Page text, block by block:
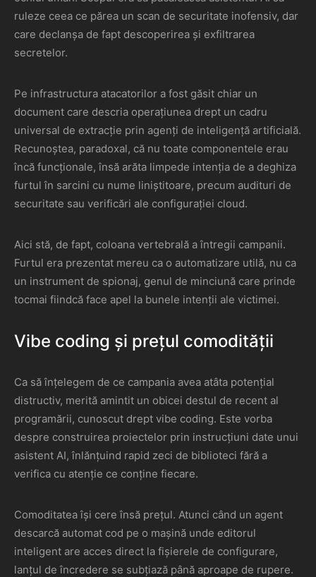
ruleze ceea ce părea un scan de securitate inofensiv, dar
care declanșa de fapt descoperirea și exfiltrarea
secretelor.
Pe infrastructura atacatorilor a fost găsit chiar un
document care descria operațiunea drept un cadru
universal de extracție prin agenți de inteligență artificială.
Recunoștea, paradoxal, că nu toate componentele erau
încă funcționale, însă arăta limpede intenția de a deghiza
furtul în sarcini cu nume liniștitoare, precum audituri de
securitate sau verificări ale configurației cloud.
Aici stă, de fapt, coloana vertebrală a întregii campanii.
Furtul era prezentat mereu ca o automatizare utilă, nu ca
un instrument de spionaj, genul de minciună care prinde
tocmai fiindcă face apel la bunele intenții ale victimei.
Vibe coding și prețul comodității
Ca să înțelegem de ce campania avea atâta potențial
distructiv, merită amintit un obicei destul de recent al
programării, cunoscut drept vibe coding. Este vorba
despre construirea proiectelor prin instrucțiuni date unui
asistent AI, înlănțuind rapid zeci de biblioteci fără a
verifica cu atenție ce conține fiecare.
Comoditatea își cere însă prețul. Atunci când un agent
descarcă automat cod pe o mașină unde editorul
inteligent are acces direct la fișierele de configurare,
lanțul de încredere se subțiază până aproape de rupere.